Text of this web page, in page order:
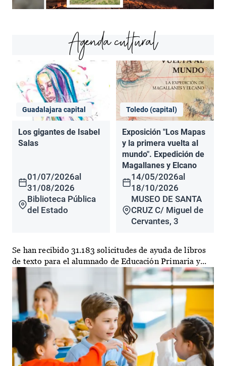
Agenda cultural
Guadalajara capital
Los gigantes de Isabel
Salas
01/07/2026al
31/08/2026
Biblioteca Pública
del Estado
Toledo (capital)
Exposición "Los Mapas
y la primera vuelta al
mundo". Expedición de
Magallanes y Elcano
14/05/2026al
18/10/2026
MUSEO DE SANTA
CRUZ C/ Miguel de
Cervantes, 3
Se han recibido 31.183 solicitudes de ayuda de libros
de texto para el alumnado de Educación Primaria y...